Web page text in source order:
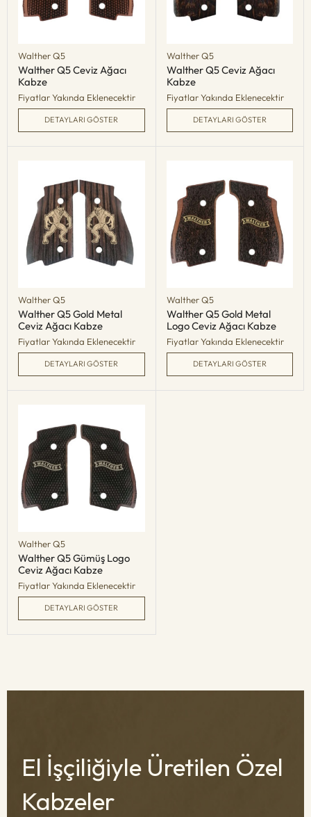
Walther Q5
Walther Q5 Ceviz Ağacı
Kabze
Fiyatlar Yakında Eklenecektir
DETAYLARI GÖSTER
Walther Q5
Walther Q5 Ceviz Ağacı
Kabze
Fiyatlar Yakında Eklenecektir
DETAYLARI GÖSTER
Walther Q5
Walther Q5 Gold Metal
Ceviz Ağacı Kabze
Fiyatlar Yakında Eklenecektir
DETAYLARI GÖSTER
Walther Q5
Walther Q5 Gold Metal
Logo Ceviz Ağacı Kabze
Fiyatlar Yakında Eklenecektir
DETAYLARI GÖSTER
Walther Q5
Walther Q5 Gümüş Logo
Ceviz Ağacı Kabze
Fiyatlar Yakında Eklenecektir
DETAYLARI GÖSTER
El İşçiliğiyle Üretilen Özel
Kabzeler